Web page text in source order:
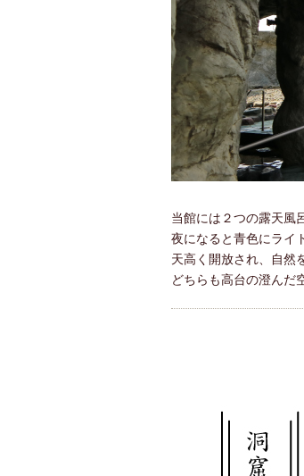
当館には２つの露天風
夜になると青色にライ
天高く開放され、自然
どちらも高台の澄んだ